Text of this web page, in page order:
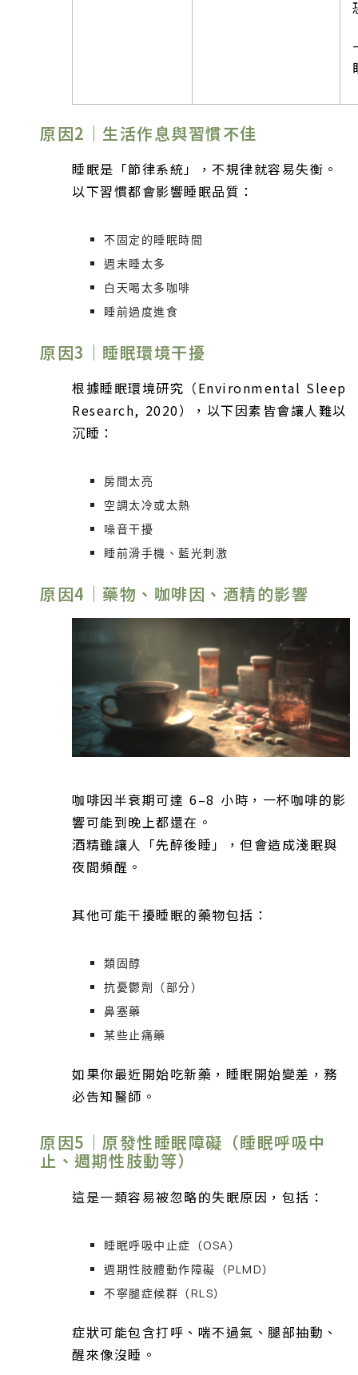
原因2｜生活作息與習慣不佳
睡眠是「節律系統」，不規律就容易失衡。
以下習慣都會影響睡眠品質：
不固定的睡眠時間
週末睡太多
白天喝太多咖啡
睡前過度進食
原因3｜睡眠環境干擾
根據睡眠環境研究（Environmental Sleep
Research, 2020），以下因素皆會讓人難以
沉睡：
房間太亮
空調太冷或太熱
噪音干擾
睡前滑手機、藍光刺激
原因4｜藥物、咖啡因、酒精的影響
咖啡因半衰期可達 6–8 小時，一杯咖啡的影
響可能到晚上都還在。
酒精雖讓人「先醉後睡」，但會造成淺眠與
夜間頻醒。
其他可能干擾睡眠的藥物包括：
類固醇
抗憂鬱劑（部分）
鼻塞藥
某些止痛藥
如果你最近開始吃新藥，睡眠開始變差，務
必告知醫師。
原因5｜原發性睡眠障礙（睡眠呼吸中
止、週期性肢動等）
這是一類容易被忽略的失眠原因，包括：
睡眠呼吸中止症（OSA）
週期性肢體動作障礙（PLMD）
不寧腿症候群（RLS）
症狀可能包含打呼、喘不過氣、腿部抽動、
醒來像沒睡。